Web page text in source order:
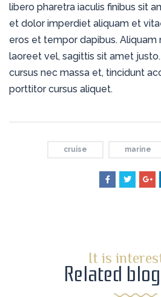
libero pharetra iaculis finibus sit
et dolor imperdiet aliquam et
eros et tempor dapibus.
laoreet vel, sagittis sit amet
cursus nec massa et, tincidunt
porttitor cursus aliquet.
cruise marine
It is
Related